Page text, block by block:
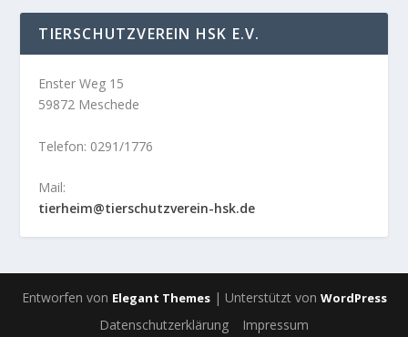
TIERSCHUTZVEREIN HSK E.V.
Enster Weg 15
59872 Meschede
Telefon: 0291/1776
Mail:
tierheim@tierschutzverein-hsk.de
Entworfen von Elegant Themes| Unterstützt von WordPress
Datenschutzerklärung Impressum